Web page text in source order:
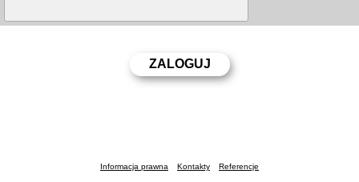
Informacja prawna Kontakty Referencje